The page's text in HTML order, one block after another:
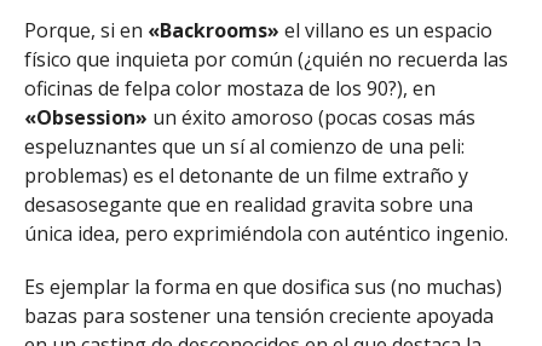
Porque, si en «Backrooms» el villano es un espacio
físico que inquieta por común (¿quién no recuerda las
oficinas de felpa color mostaza de los 90?), en
«Obsession» un éxito amoroso (pocas cosas más
espeluznantes que un sí al comienzo de una peli:
problemas) es el detonante de un filme extraño y
desasosegante que en realidad gravita sobre una
única idea, pero exprimiéndola con auténtico ingenio.
Es ejemplar la forma en que dosifica sus (no muchas)
bazas para sostener una tensión creciente apoyada